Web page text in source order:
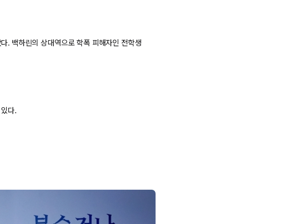
. 백하린의 상대역으로 학폭 피해자인 전학생
다.